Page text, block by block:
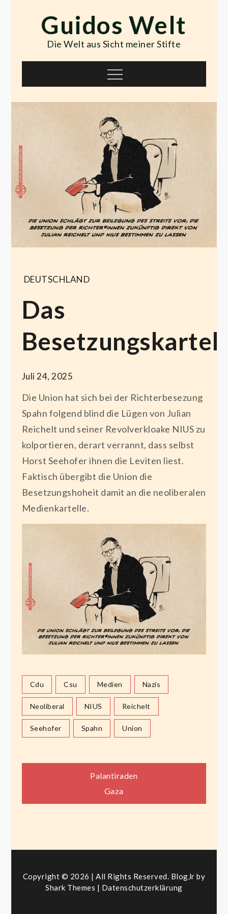
contentGuidos Welt
Die Welt aus Sicht meiner Stifte
Menu
DEUTSCHLAND
Das
Besetzungskartell
Juli 24, 2025
Die Union hat sich bei der Richterbesezung
Spahn folgend blind die Lügen von Julian
Reichelt und seiner Revolverkloake NIUS zu
kolportieren, derart verrannt, dass selbst
Horst Seehofer ihnen die Leviten liest.
Faktisch übergibt die Union die
Besetzungshoheit damit an die neoliberalen
Medienkartelle.
Cdu Csu Medien Nazis
Neoliberal NIUS Reichelt
Seehofer Spahn Union
Beitragsnavigation
Palantiraden
Gaza
Copyright © 2026 | All Rights Reserved. BlogJr by
Shark Themes | Datenschutzerklärung